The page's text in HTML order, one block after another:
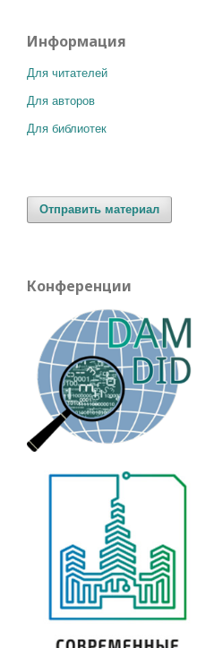
Информация
Для читателей
Для авторов
Для библиотек
Отправить материал
Конференции